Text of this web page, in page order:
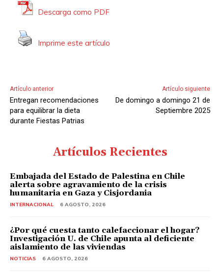
Descarga como PDF
Imprime este artículo
Artículo anterior
Entregan recomendaciones
para equilibrar la dieta
durante Fiestas Patrias
Artículo siguiente
De domingo a domingo 21 de
Septiembre 2025
Artículos Recientes
Embajada del Estado de Palestina en Chile
alerta sobre agravamiento de la crisis
humanitaria en Gaza y Cisjordania
INTERNACIONAL 6 AGOSTO, 2026
¿Por qué cuesta tanto calefaccionar el hogar?
Investigación U. de Chile apunta al deficiente
aislamiento de las viviendas
NOTICIAS 6 AGOSTO, 2026